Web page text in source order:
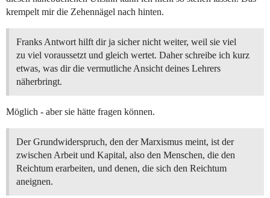
krempelt mir die Zehennägel nach hinten.
Franks Antwort hilft dir ja sicher nicht weiter, weil sie viel
zu viel voraussetzt und gleich wertet. Daher schreibe ich kurz
etwas, was dir die vermutliche Ansicht deines Lehrers
näherbringt.
Möglich - aber sie hätte fragen können.
Der Grundwiderspruch, den der Marxismus meint, ist der
zwischen Arbeit und Kapital, also den Menschen, die den
Reichtum erarbeiten, und denen, die sich den Reichtum
aneignen.